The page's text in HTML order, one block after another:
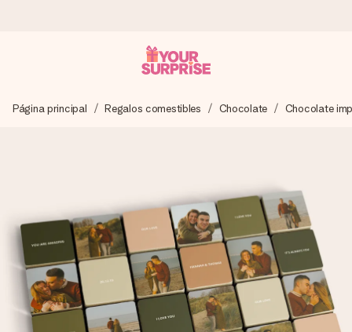
Preparamos tu regalo con cuidado y lo enviamos al vuelo,
4,5 (basado en +15.000 opiniones)
Nuestros regalos inspiran. Los clientes nos dan un 4,5 en
Google Reviews.
Tarjeta de felicitación gratuita
Página principal Regalos comestibles Chocolate Chocolate